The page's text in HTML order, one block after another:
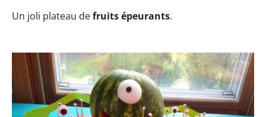
Un joli plateau defruits épeurants.